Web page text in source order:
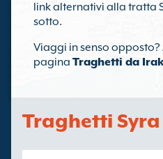
link alternativi alla tratta
sotto.
Viaggi in senso
pagina Traghetti da
Traghetti